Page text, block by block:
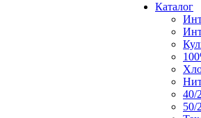
Каталог
40/2
50/2